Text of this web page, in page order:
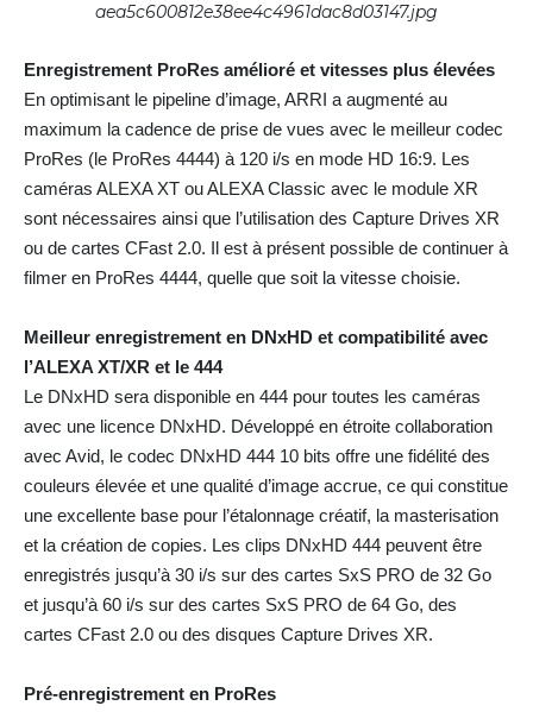
aea5c600812e38ee4c4961dac8d03147.jpg
Enregistrement ProRes amélioré et vitesses plus élevées
En optimisant le pipeline d’image, ARRI a augmenté au
maximum la cadence de prise de vues avec le meilleur codec
ProRes (le ProRes 4444) à 120 i/s en mode HD 16:9. Les
caméras ALEXA XT ou ALEXA Classic avec le module XR
sont nécessaires ainsi que l’utilisation des Capture Drives XR
ou de cartes CFast 2.0. Il est à présent possible de continuer à
filmer en ProRes 4444, quelle que soit la vitesse choisie.
Meilleur enregistrement en DNxHD et compatibilité avec
l’ALEXA XT/XR et le 444
Le DNxHD sera disponible en 444 pour toutes les caméras
avec une licence DNxHD. Développé en étroite collaboration
avec Avid, le codec DNxHD 444 10 bits offre une fidélité des
couleurs élevée et une qualité d’image accrue, ce qui constitue
une excellente base pour l’étalonnage créatif, la masterisation
et la création de copies. Les clips DNxHD 444 peuvent être
enregistrés jusqu’à 30 i/s sur des cartes SxS PRO de 32 Go
et jusqu’à 60 i/s sur des cartes SxS PRO de 64 Go, des
cartes CFast 2.0 ou des disques Capture Drives XR.
Pré-enregistrement en ProRes